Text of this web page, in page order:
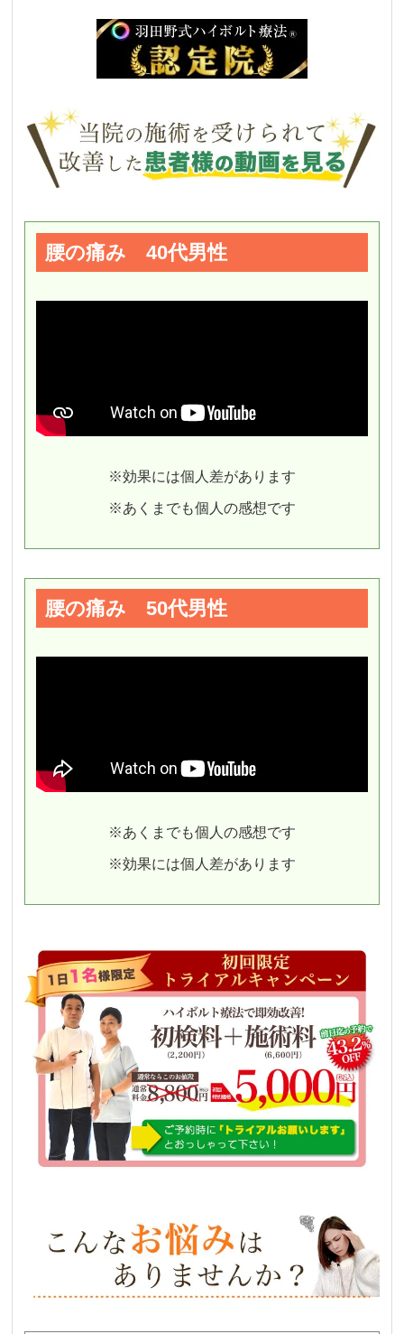
腰の痛み 40代男性
※効果には個人差があります
※あくまでも個人の感想です
腰の痛み 50代男性
※あくまでも個人の感想です
※効果には個人差があります